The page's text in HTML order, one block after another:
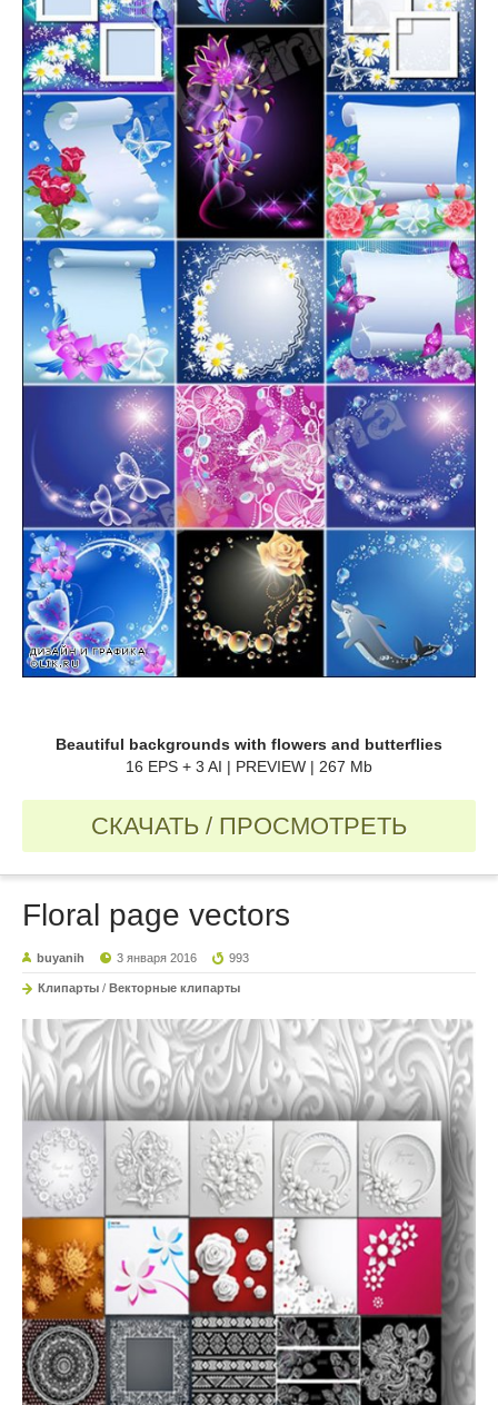
Beautiful backgrounds with flowers and butterflies
16 EPS + 3 AI | PREVIEW | 267 Mb
СКАЧАТЬ / ПРОСМОТРЕТЬ
Floral page vectors
buyanih 3 января 2016 993
Клипарты / Векторные клипарты